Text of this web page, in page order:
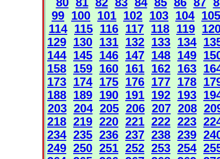
80 81 82 83 84 85 86 87
99 100 101 102 103 104 105
114 115 116 117 118 119
129 130 131 132 133 134
144 145 146 147 148 149
158 159 160 161 162 163
173 174 175 176 177 178
188 189 190 191 192 193
203 204 205 206 207 208
218 219 220 221 222 223
234 235 236 237 238 239
249 250 251 252 253 254